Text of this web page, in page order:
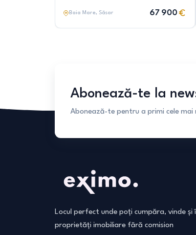
Baia Mare, Săsar 67 900
Abonează-te la
Abonează-te pentru a primi cele
Locul perfect unde poți cumpăra, vinde și
proprietăți imobiliare fără comision